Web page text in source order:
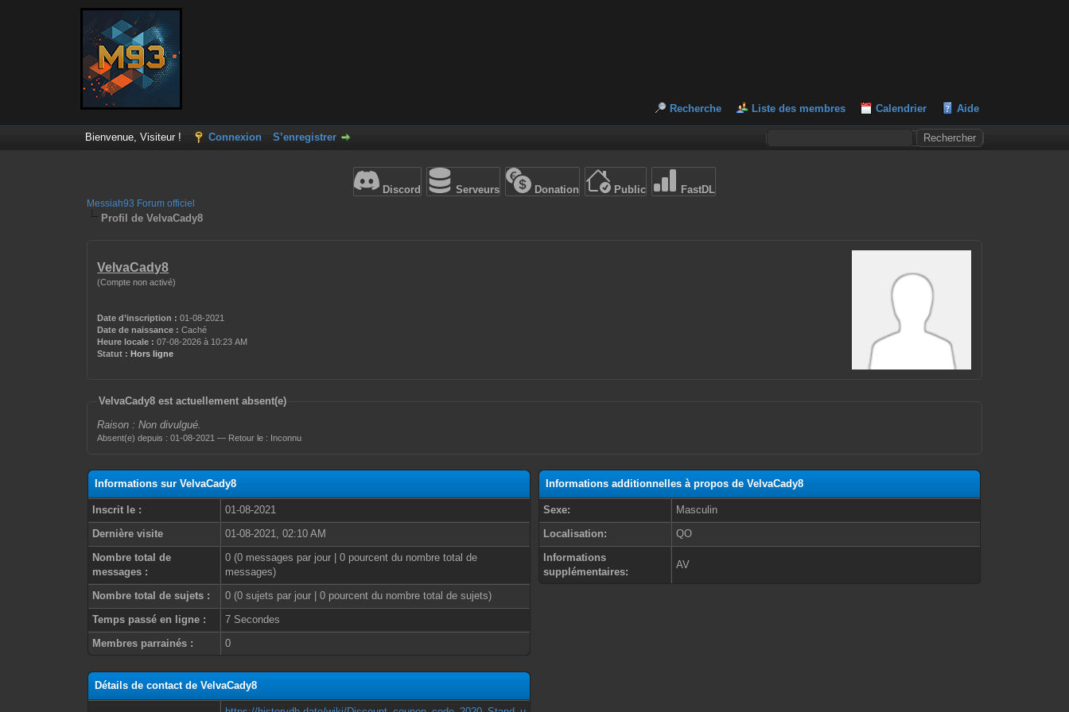
Recherche Liste des membres Calendrier Aide
Bienvenue, Visiteur ! Connexion S’enregistrer
Discord Serveurs Donation Public FastDL
Messiah93 Forum officiel
Profil de VelvaCady8
VelvaCady8
(Compte non activé)
Date d’inscription : 01-08-2021
Date de naissance : Caché
Heure locale : 07-08-2026 à 10:23 AM
Statut : Hors ligne
VelvaCady8 est actuellement absent(e)
Raison : Non divulgué.
Absent(e) depuis : 01-08-2021 — Retour le : Inconnu
Informations sur VelvaCady8
Inscrit le :
01-08-2021
Dernière visite
01-08-2021, 02:10 AM
Nombre total de
messages :
0 (0 messages par jour | 0 pourcent du nombre total de
messages)
Nombre total de sujets :
0 (0 sujets par jour | 0 pourcent du nombre total de sujets)
Temps passé en ligne :
7 Secondes
Membres parrainés :
0
Détails de contact de VelvaCady8
Informations additionnelles à propos de VelvaCady8
Sexe:
Masculin
Localisation:
QO
Informations
supplémentaires:
AV